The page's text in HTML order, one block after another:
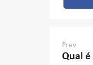
Prev
Qual